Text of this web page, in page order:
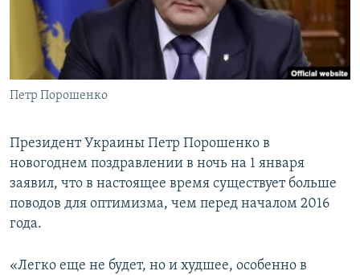
ПОБЕДИТЕЛЕЙ НЕ СУДЯТ?
КРЫМ.НЕПОКОРЕННЫЙ
ELIFBE
УКРАИНСКАЯ ПРОБЛЕМА КРЫМА
ПРИСОЕДИНЯЙТЕСЬ!
Петр Порошенко
Президент Украины Петр Порошенко в
новогоднем поздравлении в ночь на 1 января
заявил, что в настоящее время существует больше
поводов для оптимизма, чем перед началом 2016
года.
«Легко еще не будет, но и худшее, особенно в